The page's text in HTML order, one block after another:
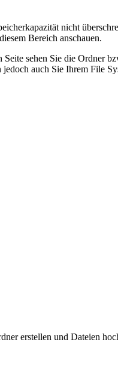
nicht
Bereich anschauen.
sehen Sie die Ordner
auch Sie Ihrem File
erstellen und Dateien